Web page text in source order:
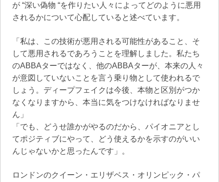
が “深い偽物 “を作りたい人々によってどのように悪用
されるかについて心配していると述べています。
「私は、この技術が悪用される可能性があること、そ
して悪用されるであろうことを理解しました。私たち
のABBAターではなく、他のABBAターが、本来の人々
が意図していないことを言う乗り物として使われるで
しょう。ディープフェイクは今後、本物と区別がつか
なくなりますから、本当に気をつけなければなりませ
ん」
「でも、どうせ誰かがやるのだから、パイオニアとし
てポジティブにやって、どう使えるかを示すのがいい
んじゃないかと思ったんです」。
ロンドンのクイーン・エリザベス・オリンピック・パ